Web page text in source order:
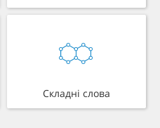
Складні слова